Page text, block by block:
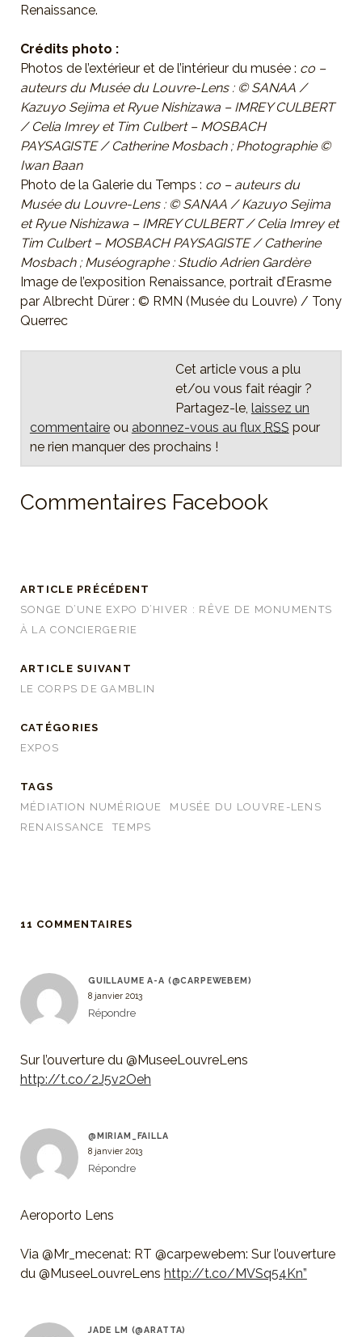
Renaissance.
Crédits photo :
Photos de l’extérieur et de l’intérieur du musée : co –
auteurs du Musée du Louvre-Lens : © SANAA /
Kazuyo Sejima et Ryue Nishizawa – IMREY CULBERT
/ Celia Imrey et Tim Culbert – MOSBACH
PAYSAGISTE / Catherine Mosbach ; Photographie ©
Iwan Baan
Photo de la Galerie du Temps : co – auteurs du
Musée du Louvre-Lens : © SANAA / Kazuyo Sejima
et Ryue Nishizawa – IMREY CULBERT / Celia Imrey et
Tim Culbert – MOSBACH PAYSAGISTE / Catherine
Mosbach ; Muséographe : Studio Adrien Gardère
Image de l’exposition Renaissance, portrait d’Erasme
par Albrecht Dürer : © RMN (Musée du Louvre) / Tony
Querrec
Cet article vous a plu
et/ou vous fait réagir ?
Partagez-le, laissez un
commentaireou abonnez-vous au flux RSS pour
ne rien manquer des prochains !
Commentaires Facebook
ARTICLE PRÉCÉDENT
SONGE D’UNE EXPO D’HIVER : RÊVE DE MONUMENTS
À LA CONCIERGERIE
ARTICLE SUIVANT
LE CORPS DE GAMBLIN
CATÉGORIES
EXPOS
TAGS
MÉDIATION NUMÉRIQUE
MUSÉE DU LOUVRE-LENS
RENAISSANCE
TEMPS
11 COMMENTAIRES
GUILLAUME A-A (@CARPEWEBEM)
8 janvier 2013
Répondre
Sur l’ouverture du @MuseeLouvreLens
http://t.co/2J5v2Oeh
@MIRIAM_FAILLA
8 janvier 2013
Répondre
Aeroporto Lens
Via @Mr_mecenat: RT @carpewebem: Sur l’ouverture
du @MuseeLouvreLens http://t.co/MVSq54Kn”
JADE LM (@ARATTA)